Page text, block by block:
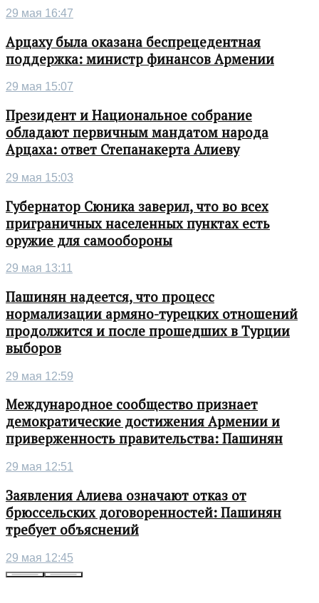
29 мая 16:47
Арцаху была оказана беспрецедентная
поддержка: министр финансов Армении
29 мая 15:07
Президент и Национальное собрание
обладают первичным мандатом народа
Арцаха: ответ Степанакерта Алиеву
29 мая 15:03
Губернатор Сюника заверил, что во всех
приграничных населенных пунктах есть
оружие для самообороны
29 мая 13:11
Пашинян надеется, что процесс
нормализации армяно-турецких отношений
продолжится и после прошедших в Турции
выборов
29 мая 12:59
Международное сообщество признает
демократические достижения Армении и
приверженность правительства: Пашинян
29 мая 12:51
Заявления Алиева означают отказ от
брюссельских договоренностей: Пашинян
требует объяснений
29 мая 12:45